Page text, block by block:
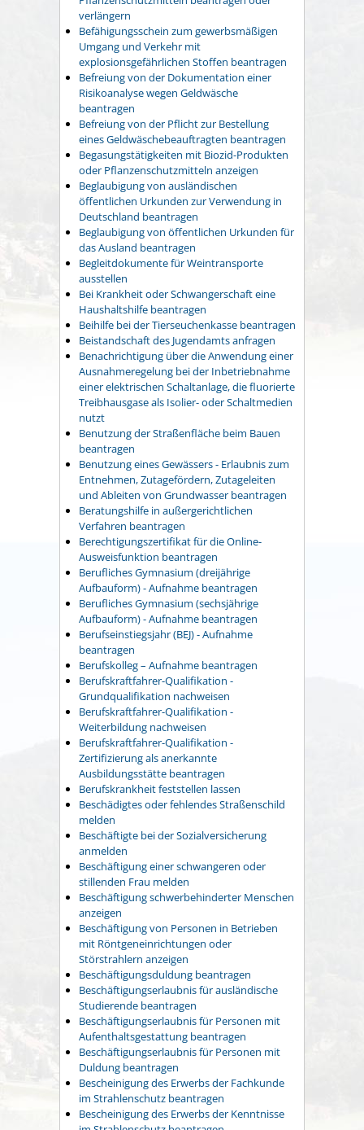
verlängern
Befähigungsschein zum gewerbsmäßigen
Umgang und Verkehr mit
explosionsgefährlichen Stoffen beantragen
Befreiung von der Dokumentation einer
Risikoanalyse wegen Geldwäsche
beantragen
Befreiung von der Pflicht zur Bestellung
eines Geldwäschebeauftragten beantragen
Begasungstätigkeiten mit Biozid-Produkten
oder Pflanzenschutzmitteln anzeigen
Beglaubigung von ausländischen
öffentlichen Urkunden zur Verwendung in
Deutschland beantragen
Beglaubigung von öffentlichen Urkunden für
das Ausland beantragen
Begleitdokumente für Weintransporte
ausstellen
Bei Krankheit oder Schwangerschaft eine
Haushaltshilfe beantragen
Beihilfe bei der Tierseuchenkasse beantragen
Beistandschaft des Jugendamts anfragen
Benachrichtigung über die Anwendung einer
Ausnahmeregelung bei der Inbetriebnahme
einer elektrischen Schaltanlage, die fluorierte
Treibhausgase als Isolier- oder Schaltmedien
nutzt
Benutzung der Straßenfläche beim Bauen
beantragen
Benutzung eines Gewässers - Erlaubnis zum
Entnehmen, Zutagefördern, Zutageleiten
und Ableiten von Grundwasser beantragen
Beratungshilfe in außergerichtlichen
Verfahren beantragen
Berechtigungszertifikat für die Online-
Ausweisfunktion beantragen
Berufliches Gymnasium (dreijährige
Aufbauform) - Aufnahme beantragen
Berufliches Gymnasium (sechsjährige
Aufbauform) - Aufnahme beantragen
Berufseinstiegsjahr (BEJ) - Aufnahme
beantragen
Berufskolleg – Aufnahme beantragen
Berufskraftfahrer-Qualifikation -
Grundqualifikation nachweisen
Berufskraftfahrer-Qualifikation -
Weiterbildung nachweisen
Berufskraftfahrer-Qualifikation -
Zertifizierung als anerkannte
Ausbildungsstätte beantragen
Berufskrankheit feststellen lassen
Beschädigtes oder fehlendes Straßenschild
melden
Beschäftigte bei der Sozialversicherung
anmelden
Beschäftigung einer schwangeren oder
stillenden Frau melden
Beschäftigung schwerbehinderter Menschen
anzeigen
Beschäftigung von Personen in Betrieben
mit Röntgeneinrichtungen oder
Störstrahlern anzeigen
Beschäftigungsduldung beantragen
Beschäftigungserlaubnis für ausländische
Studierende beantragen
Beschäftigungserlaubnis für Personen mit
Aufenthaltsgestattung beantragen
Beschäftigungserlaubnis für Personen mit
Duldung beantragen
Bescheinigung des Erwerbs der Fachkunde
im Strahlenschutz beantragen
Bescheinigung des Erwerbs der Kenntnisse